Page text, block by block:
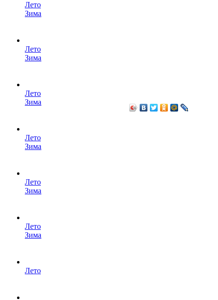
Лето
Зима
Лето
Зима
Лето
Зима
Лето
Зима
Лето
Зима
Лето
Зима
Лето